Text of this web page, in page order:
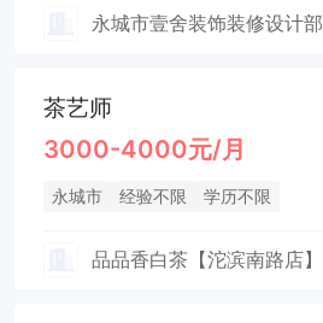
永城市壹舍装饰装修设计部
茶艺师
3000-4000元/月
永城市 经验不限 学历不限